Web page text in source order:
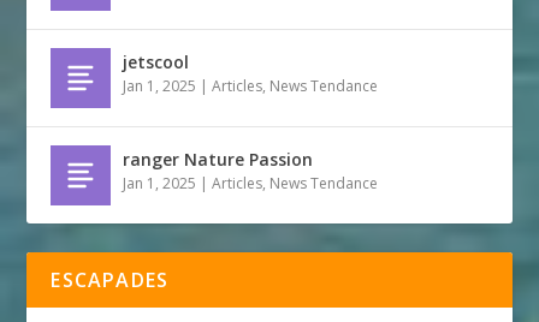
jetscool
Jan 1, 2025 |Articles, News Tendance
ranger Nature Passion
Jan 1, 2025 |Articles, News Tendance
ESCAPADES